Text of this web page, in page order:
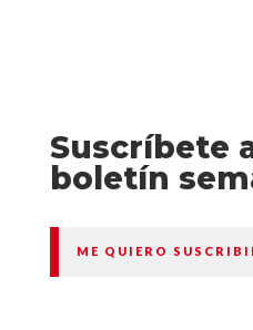
Suscríbete
boletín
ME QUIERO